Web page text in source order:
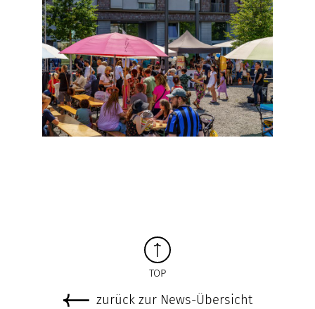
TOP
zurück zur News-Übersicht